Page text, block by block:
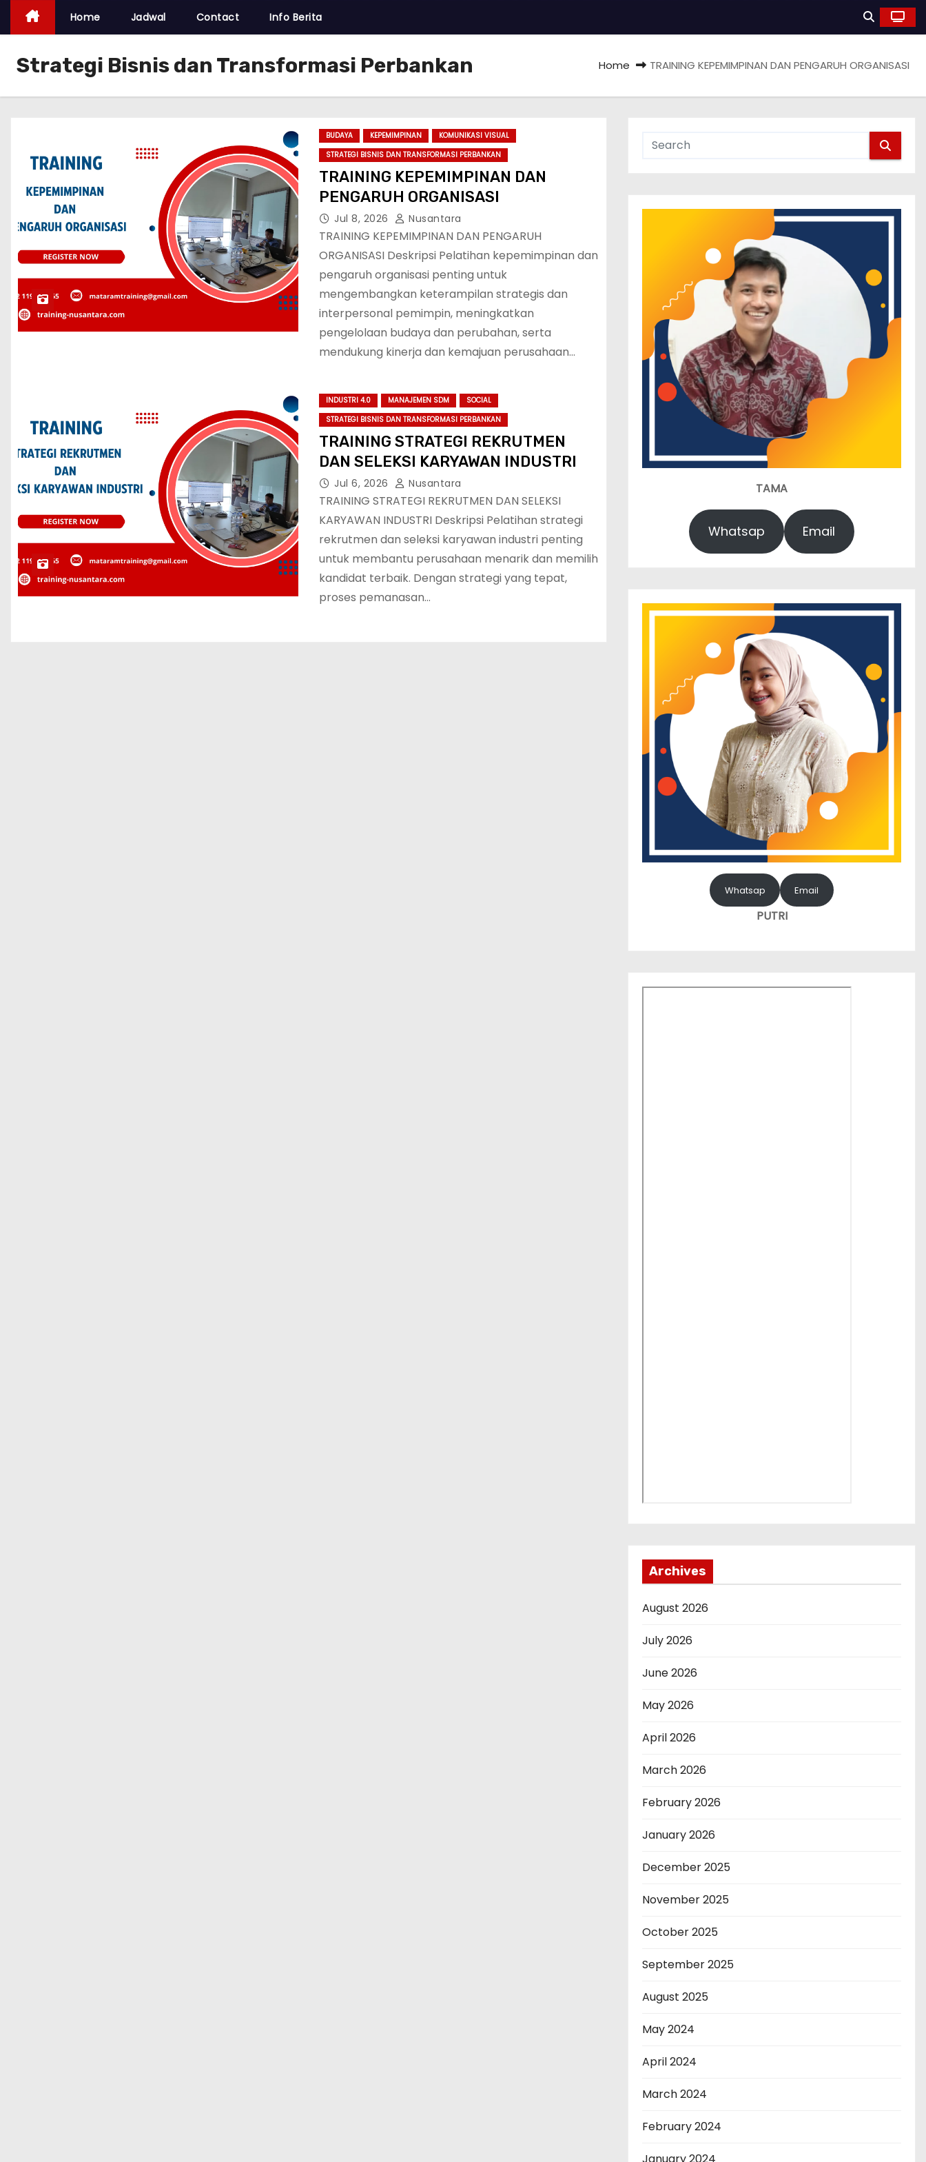
Home Jadwal Contact Info Berita
Strategi Bisnis dan Transformasi Perbankan Home TRAINING KEPEMIMPINAN DAN PENGARUH ORGANISASI
BUDAYA KEPEMIMPINAN
KOMUNIKASI VISUAL
STRATEGI BISNIS DAN TRANSFORMASI PERBANKAN
TRAINING KEPEMIMPINAN DAN
PENGARUH ORGANISASI
Jul 8, 2026 Nusantara
TRAINING KEPEMIMPINAN DAN PENGARUH
ORGANISASI Deskripsi Pelatihan kepemimpinan dan
pengaruh organisasi penting untuk
mengembangkan keterampilan strategis dan
interpersonal pemimpin, meningkatkan
pengelolaan budaya dan perubahan, serta
mendukung kinerja dan kemajuan perusahaan…
INDUSTRI 4.0 MANAJEMEN SDM
SOCIAL
STRATEGI BISNIS DAN TRANSFORMASI PERBANKAN
TRAINING STRATEGI REKRUTMEN
DAN SELEKSI KARYAWAN INDUSTRI
Jul 6, 2026 Nusantara
TRAINING STRATEGI REKRUTMEN DAN SELEKSI
KARYAWAN INDUSTRI Deskripsi Pelatihan strategi
rekrutmen dan seleksi karyawan industri penting
untuk membantu perusahaan menarik dan memilih
kandidat terbaik. Dengan strategi yang tepat,
proses pemanasan…
TAMA
Whatsap Email
Whatsap Email
PUTRI
Archives
August 2026
July 2026
June 2026
May 2026
April 2026
March 2026
February 2026
January 2026
December 2025
November 2025
October 2025
September 2025
August 2025
May 2024
April 2024
March 2024
February 2024